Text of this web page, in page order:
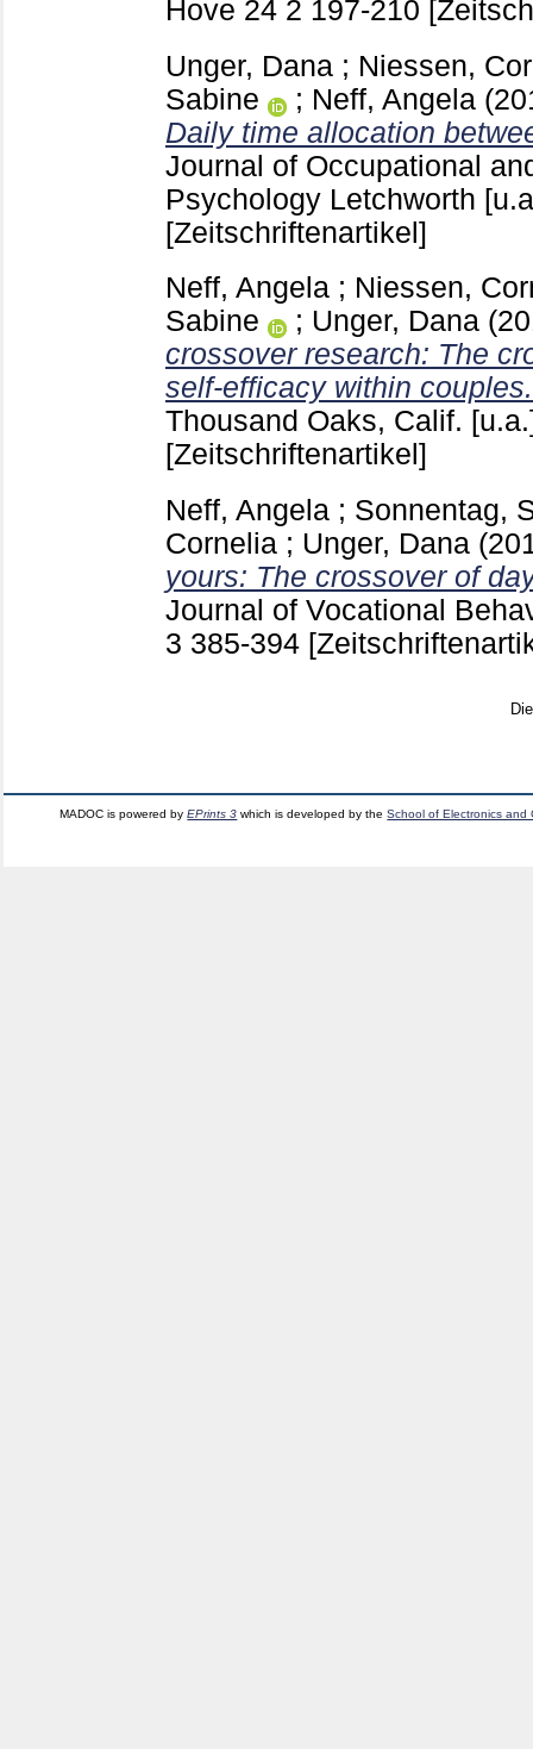
Hove 24 2 197-210
Unger, Dana ; Niessen,
Sabine
; Neff, Angela
Daily time allocation
Journal of Occupational
Psychology Letchworth
[Zeitschriftenartikel]
Neff, Angela ; Niessen,
Sabine
; Unger, Dana
crossover research: The
self-efficacy within couples.
Thousand Oaks, Calif.
[Zeitschriftenartikel]
Neff, Angela ; Sonnentag,
Cornelia ; Unger, Dana
yours: The crossover of
Journal of Vocational
3 385-394
MADOC is powered byEPrints 3 which is developed by theSchool of Electronics and